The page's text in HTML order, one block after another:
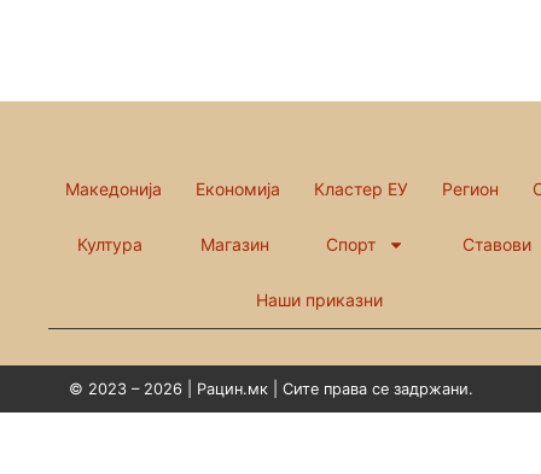
Македонија Економија Кластер ЕУ Регион
Култура Магазин Спорт Ставови
Наши приказни
© 2023 – 2026 | Рацин.мк | Сите права се задржани.